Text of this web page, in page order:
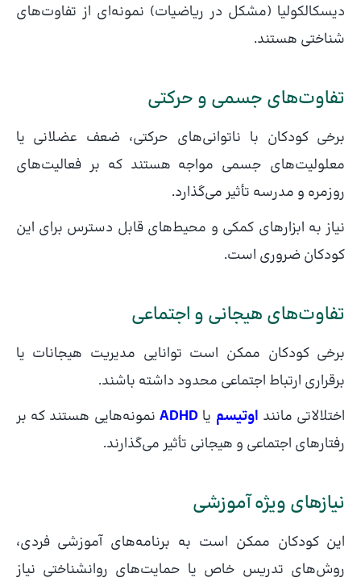
دیسکالکولیا (مشکل در ریاضیات) نمونه‌ای از تفاوت‌های
شناختی هستند.
تفاوت‌های جسمی و حرکتی
برخی کودکان با ناتوانی‌های حرکتی، ضعف عضلانی یا
معلولیت‌های جسمی مواجه هستند که بر فعالیت‌های
روزمره و مدرسه تأثیر می‌گذارد.
نیاز به ابزارهای کمکی و محیط‌های قابل دسترس برای این
کودکان ضروری است.
تفاوت‌های هیجانی و اجتماعی
برخی کودکان ممکن است توانایی مدیریت هیجانات یا
برقراری ارتباط اجتماعی محدود داشته باشند.
اختلالاتی مانند اوتیسم یا ADHD نمونه‌هایی هستند که بر
رفتارهای اجتماعی و هیجانی تأثیر می‌گذارند.
نیازهای ویژه آموزشی
این کودکان ممکن است به برنامه‌های آموزشی فردی،
روش‌های تدریس خاص یا حمایت‌های روانشناختی نیاز